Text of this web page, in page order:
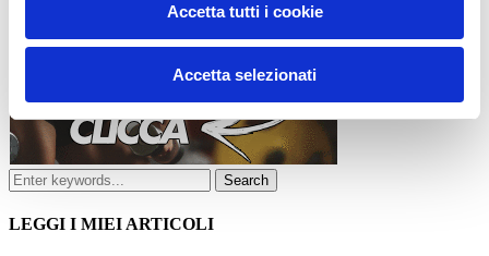
Accetta tutti i cookie
Accetta selezionati
LEGGI I MIEI ARTICOLI